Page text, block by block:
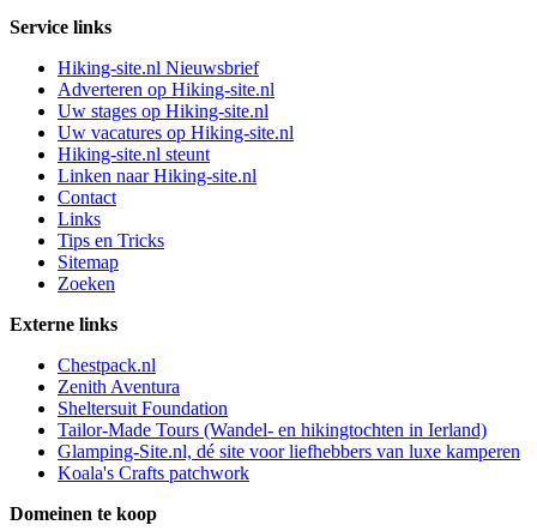
Service links
Hiking-site.nl Nieuwsbrief
Adverteren op Hiking-site.nl
Uw stages op Hiking-site.nl
Uw vacatures op Hiking-site.nl
Hiking-site.nl steunt
Linken naar Hiking-site.nl
Contact
Links
Tips en Tricks
Sitemap
Zoeken
Externe links
Chestpack.nl
Zenith Aventura
Sheltersuit Foundation
Tailor-Made Tours (Wandel- en hikingtochten in Ierland)
Glamping-Site.nl, dé site voor liefhebbers van luxe kamperen
Koala's Crafts patchwork
Domeinen te koop